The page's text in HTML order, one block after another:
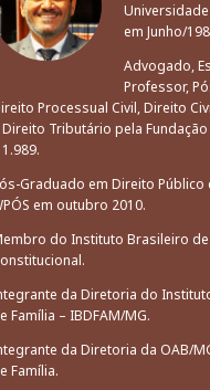
Universidade
em Junho/
Advogado,
Professor,
Processual Civil, Direito
Direito Tributário pela
1.989.
Graduado em Direito Público
em outubro 2010.
do Instituto Brasileiro
da Diretoria do
Família – IBDFAM/MG.
da Diretoria da OAB/
Família.